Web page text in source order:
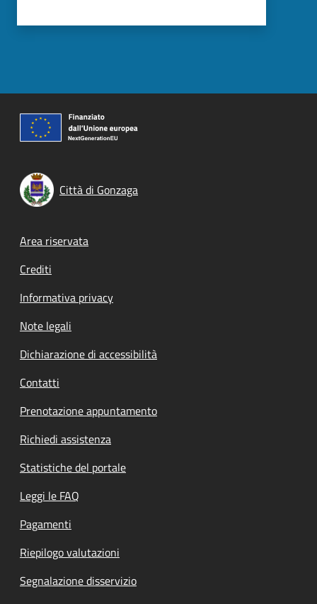
Città di Gonzaga
Footer menu
Area riservata
Crediti
Informativa privacy
Note legali
Dichiarazione di accessibilità
Contatti
Prenotazione appuntamento
Richiedi assistenza
Statistiche del portale
Leggi le FAQ
Pagamenti
Riepilogo valutazioni
Segnalazione disservizio